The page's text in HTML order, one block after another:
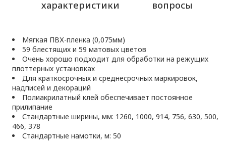
характеристики
вопросы
Мягкая ПВХ-пленка (0,075мм)
59 блестящих и 59 матовых цветов
Очень хорошо подходит для обработки на режущих
плоттерных установках
Для краткосрочных и среднесрочных маркировок,
надписей и декораций
Полиакрилатный клей обеспечивает постоянное
прилипание
Стандартные ширины, мм: 1260, 1000, 914, 756, 630, 500,
466, 378
Стандартные намотки, м: 50